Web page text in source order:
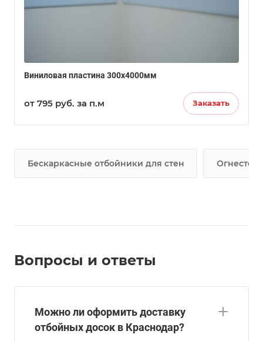
Виниловая пластина 300х4000мм
от 795 руб. за п.м Заказать
Бескаркасные отбойники для стен
Вопросы и ответы
Можно ли оформить доставку
отбойных досок в Краснодар?